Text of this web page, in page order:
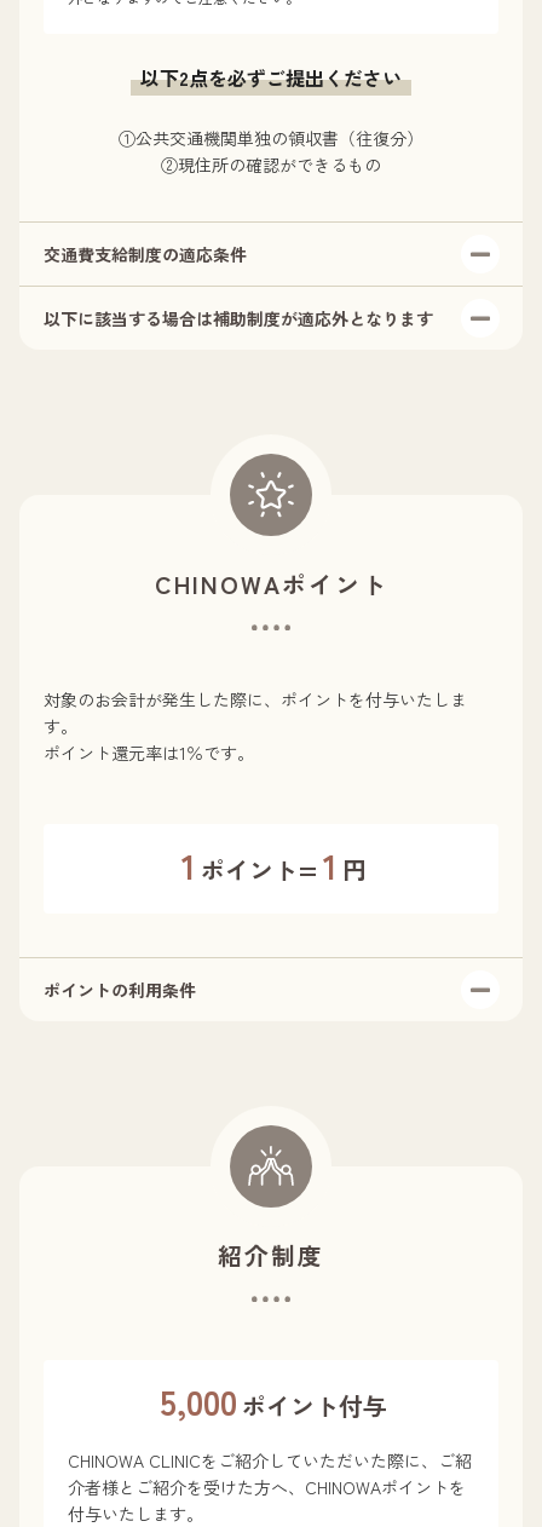
以下2点を必ずご提出ください
①公共交通機関単独の領収書（往復分）
②現住所の確認ができるもの
交通費支給制度の適応条件
公共交通機関が対象です。
以下に該当する場合は補助制度が適応外となります
しまいますので、予め往復分の領収書をご準備くださ
(※スマートEXや旅行サイトなどでチケットを購入され
できない可能性があります。事前に領収証の発行が可能
かご確認の上でチケットをご購入ください。)
現住所が確認できない方
(電車/飛行機/バスなど)以外でご来院された方(※タク
どは対象外となります)
等)の追加料金分は対象外
院の際の交通費は自己負担となります。
CHINOWAポイント
対象のお会計が発生した際に、ポイントを付与いたしま
す。
ポイント還元率は1％です。
1 ポイント= 1 円
ポイントの利用条件
予約金として事前にご入金をいただいている場合は、充
当時にポイントが付与されます。
ポイントは付与された翌日からご利用いただけます。
対して付与されていたポイントを取り消します。
ポイントの有効期限は、最終のお会計から1年間です。
物品購入／麻酔代／保証を使用した施術代／カウンセリ
紹介制度
5,000 ポイント付与
CHINOWA CLINICをご紹介していただいた際に、ご紹
介者様とご紹介を受けた方へ、CHINOWAポイントを
付与いたします。